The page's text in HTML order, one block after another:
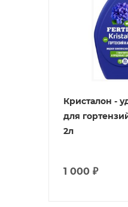
Кристалон -
для
2л
1 000 ₽